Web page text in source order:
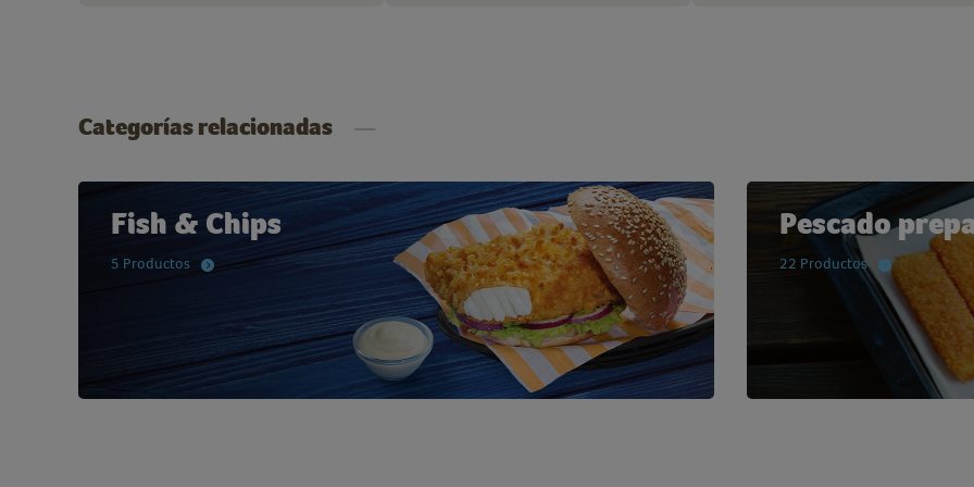
Categorías relacionadas
Fish & Chips
5 Productos
Pescado
22 Productos